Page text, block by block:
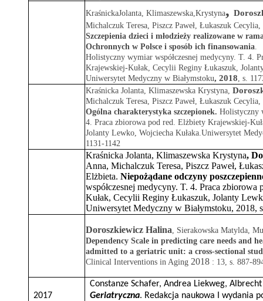
KraśnickaJolanta, Klimaszewska,Krystyna,
Michalczuk Teresa, Piszcz Paweł, Łukaszuk
Szczepienia dzieci i młodzieży realizowane w
Ochronnych w Polsce i sposób ich finansowania
Holistyczny wymiar współczesnej medycyny. T. 4.
Krajewskiej-Kułak, Cecylii Reginy Łukaszuk,
Uniwersytet Medyczny w Białymstoku, 2018 s.
Kraśnicka Jolanta Klimaszewska Krystyna
Michalczuk Teresa Piszcz Paweł Łukaszuk Cecylia
Ogólna charakterystyka szczepionek. Holistyczny
4. Praca zbiorowa pod red. Elżbiety Krajewskiej-
Jolanty Lewko, Wojciecha Kułaka.Uniwersytet
1131-1142
Kraśnicka Jolanta, Klimaszewska Krystyna,
Anna, Michalczuk Teresa, Piszcz Paweł,
Elżbieta. Niepożądane odczyny
współczesnej medycyny. T. 4. Praca
Kułak, Cecylii Reginy Łukaszuk, Jolanty
Uniwersytet Medyczny w Białymstoku, 2018,
Doroszkiewicz Halina , Sierakowska Matylda,
Dependency Scale in predicting care needs and
admitted to a geriatric unit: a cross-sectional
Clinical Interventions in Aging 2018 : 13, s. 887-
2017
Constanze Schafer, Andrea Liekweg,
Geriatryczna. Redakcja naukowa I wydania